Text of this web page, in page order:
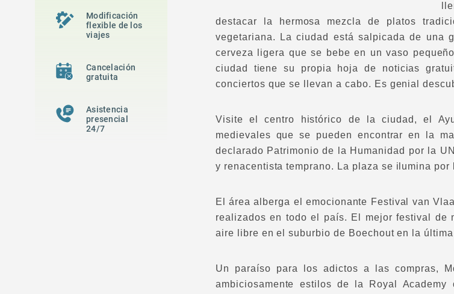
Modificación
flexible de los
viajes
Cancelación
gratuita
Asistencia
presencial
24/7
destacar la hermosa mezcla de platos
vegetariana. La ciudad está salpicada de una
cerveza ligera que se bebe en un vaso
ciudad tiene su propia hoja de noticias
conciertos que se llevan a cabo. Es genial
Visite el centro histórico de la ciudad, el
medievales que se pueden encontrar en la
declarado Patrimonio de la Humanidad por la
y renacentista temprano. La plaza se ilumina
El área alberga el emocionante Festival van
realizados en todo el país. El mejor festival de
aire libre en el suburbio de Boechout en la
Un paraíso para los adictos a las compras,
ambiciosamente estilos de la Royal